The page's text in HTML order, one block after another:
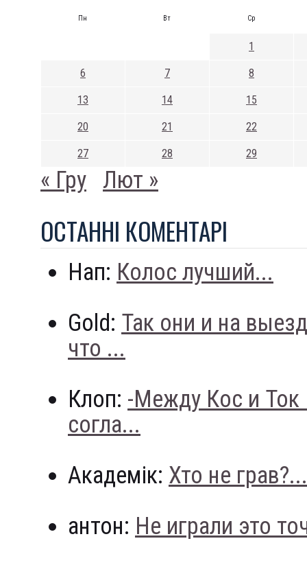
Пн Вт Ср
1
6 7 8
13 14 15
20 21 22
27 28 29
« Гру Лют »
ОСТАННI КОМЕНТАРI
Нап: Колос лучший...
Gold: Так они и на
что ...
Клоп: -Между Кос и
согла...
Академік: Хто не грав?...
антон: Не играли это